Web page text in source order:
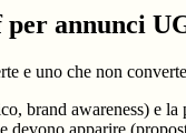
annunci
e uno che non
brand awareness) e